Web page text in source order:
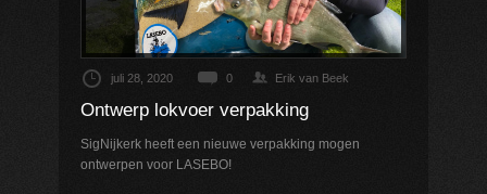
juli 28, 2020 0 Erik van Beek
Ontwerp lokvoer verpakking
SigNijkerk heeft een nieuwe verpakking mogen
ontwerpen voor LASEBO!